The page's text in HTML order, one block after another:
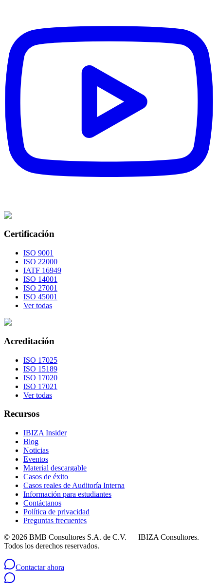
Certificación
ISO 9001
ISO 22000
IATF 16949
ISO 14001
ISO 27001
ISO 45001
Ver todas
Acreditación
ISO 17025
ISO 15189
ISO 17020
ISO 17021
Ver todas
Recursos
IBIZA Insider
Blog
Noticias
Eventos
Material descargable
Casos de éxito
Casos reales de Auditoría Interna
Información para estudiantes
Contáctanos
Política de privacidad
Preguntas frecuentes
© 2026 BMB Consultores S.A. de C.V. — IBIZA Consultores.
Todos los derechos reservados.
Contactar ahora